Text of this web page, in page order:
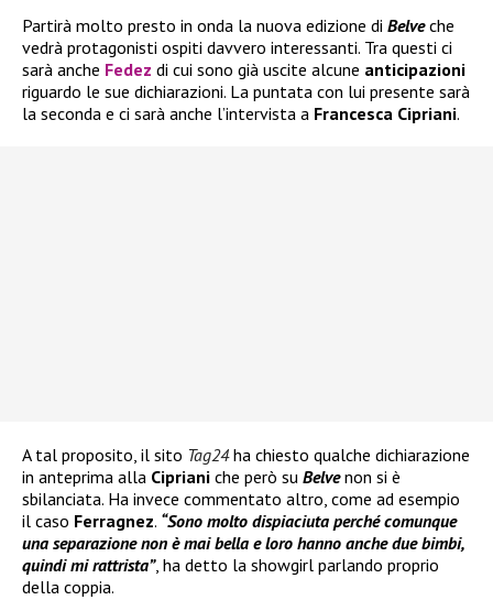
Partirà molto presto in onda la nuova edizione di Belveche
vedrà protagonisti ospiti davvero interessanti. Tra questi ci
sarà anche Fedez di cui sono già uscite alcune anticipazioni
riguardo le sue dichiarazioni. La puntata con lui presente sarà
la seconda e ci sarà anche l’intervista a Francesca Cipriani.
A tal proposito, il sito Tag24ha chiesto qualche dichiarazione
in anteprima alla Cipriani che però su Belvenon si è
sbilanciata. Ha invece commentato altro, come ad esempio
il caso Ferragnez. “Sono molto dispiaciuta perché comunque
una separazione non è mai bella e loro hanno anche due bimbi,
quindi mi rattrista”, ha detto la showgirl parlando proprio
della coppia.